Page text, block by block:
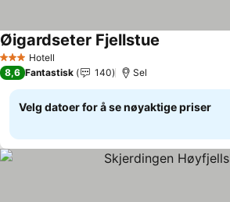
3 StjernerHotell
Øigardseter Fjellstue
8,6 Fantastisk 140 Sel
Velg datoer for å se nøyaktige priser